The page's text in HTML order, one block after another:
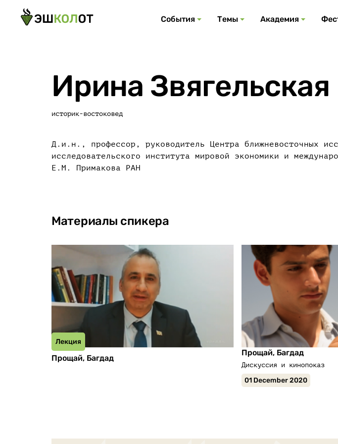
События
Темы
Все
Академия
Ирина Звягельская
историк-востоковед
Д.и.н., профессор, руководитель Центра ближневосточных
исследовательского института мировой экономики и
Е.М. Примакова РАН
Материалы спикера
Прощай, Багдад
Лекция
Прощай, Багдад
Дискуссия и кинопоказ
01 December 2020